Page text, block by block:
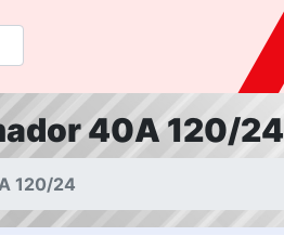
40A 120/24
120/24